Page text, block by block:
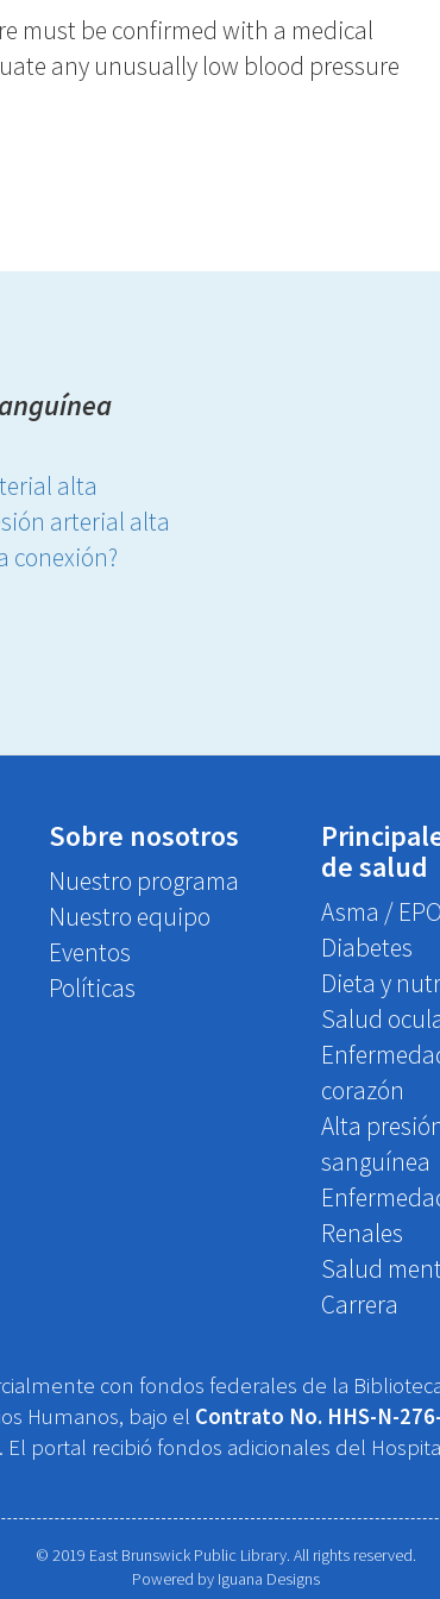
must be confirmed with a medical
any unusually low blood pressure
alta
arterial alta
conexión?
Sobre nosotros
Nuestro programa
Nuestro equipo
Eventos
Políticas
de salud
Asma /
Diabetes
Dieta y
Salud
corazón
Alta
sanguínea
Renales
Salud
Carrera
con fondos federales de la
Humanos, bajo el Contrato No. HHS-N-
El portal recibió fondos adicionales del
© 2019 East Brunswick Public Library. All rights reserved.
Powered by Iguana Designs